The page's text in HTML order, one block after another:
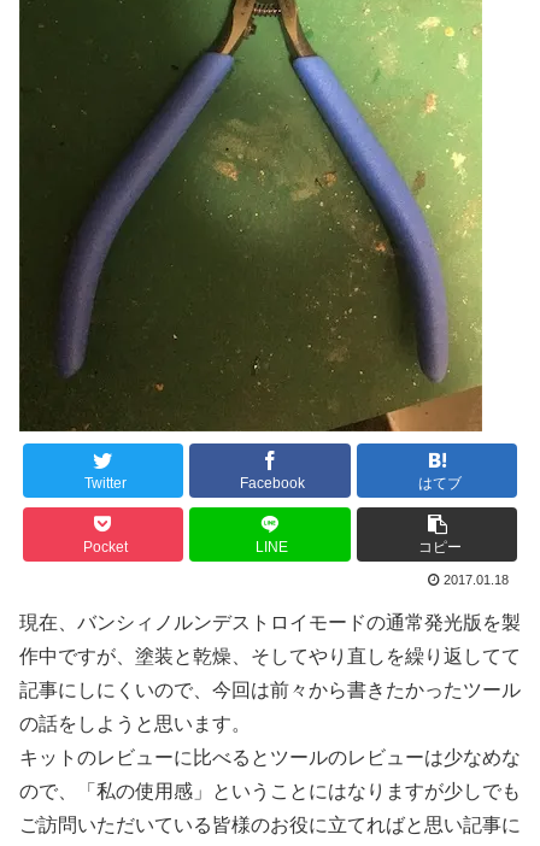
Twitter Facebook はてブ
Pocket LINE コピー
2017.01.18
現在、バンシィノルンデストロイモードの通常発光版を製
作中ですが、塗装と乾燥、そしてやり直しを繰り返してて
記事にしにくいので、今回は前々から書きたかったツール
の話をしようと思います。
キットのレビューに比べるとツールのレビューは少なめな
ので、「私の使用感」ということにはなりますが少しでも
ご訪問いただいている皆様のお役に立てればと思い記事に